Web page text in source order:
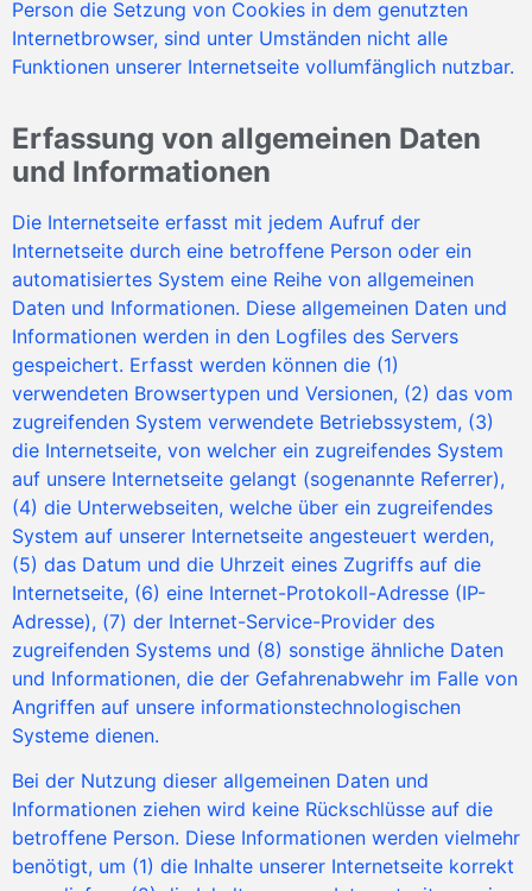
Person die Setzung von Cookies in dem genutzten
Internetbrowser, sind unter Umständen nicht alle
Funktionen unserer Internetseite vollumfänglich nutzbar.
Erfassung von allgemeinen Daten
und Informationen
Die Internetseite erfasst mit jedem Aufruf der
Internetseite durch eine betroffene Person oder ein
automatisiertes System eine Reihe von allgemeinen
Daten und Informationen. Diese allgemeinen Daten und
Informationen werden in den Logfiles des Servers
gespeichert. Erfasst werden können die (1)
verwendeten Browsertypen und Versionen, (2) das vom
zugreifenden System verwendete Betriebssystem, (3)
die Internetseite, von welcher ein zugreifendes System
auf unsere Internetseite gelangt (sogenannte Referrer),
(4) die Unterwebseiten, welche über ein zugreifendes
System auf unserer Internetseite angesteuert werden,
(5) das Datum und die Uhrzeit eines Zugriffs auf die
Internetseite, (6) eine Internet-Protokoll-Adresse (IP-
Adresse), (7) der Internet-Service-Provider des
zugreifenden Systems und (8) sonstige ähnliche Daten
und Informationen, die der Gefahrenabwehr im Falle von
Angriffen auf unsere informationstechnologischen
Systeme dienen.
Bei der Nutzung dieser allgemeinen Daten und
Informationen ziehen wird keine Rückschlüsse auf die
betroffene Person. Diese Informationen werden vielmehr
benötigt, um (1) die Inhalte unserer Internetseite korrekt